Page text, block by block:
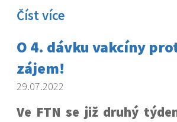
Číst více
O 4. dávku vakcíny
zájem!
29.07.2022
Ve FTN se již druhý